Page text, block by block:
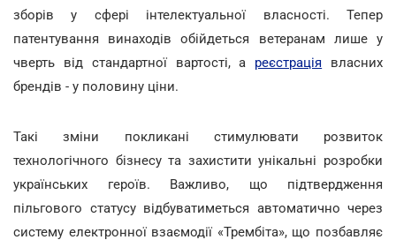
зборів у сфері інтелектуальної власності. Тепер
патентування винаходів обійдеться ветеранам лише у
чверть від стандартної вартості, а реєстрація власних
брендів - у половину ціни.
Такі зміни покликані стимулювати розвиток
технологічного бізнесу та захистити унікальні розробки
українських героїв. Важливо, що підтвердження
пільгового статусу відбуватиметься автоматично через
систему електронної взаємодії «Трембіта», що позбавляє